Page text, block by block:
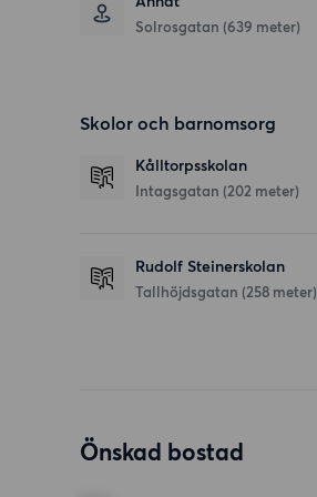
Solrosgatan (639 meter)
Skolor och barnomsorg
Kålltorpsskolan
Intagsgatan (202 meter)
Rudolf Steinerskolan
Tallhöjdsgatan (258 meter)
Önskad bostad